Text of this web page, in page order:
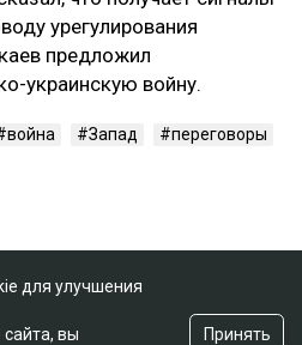
урегулирования
предложил
украинскую войну.
война Запад переговоры
для улучшения
вы
Принять